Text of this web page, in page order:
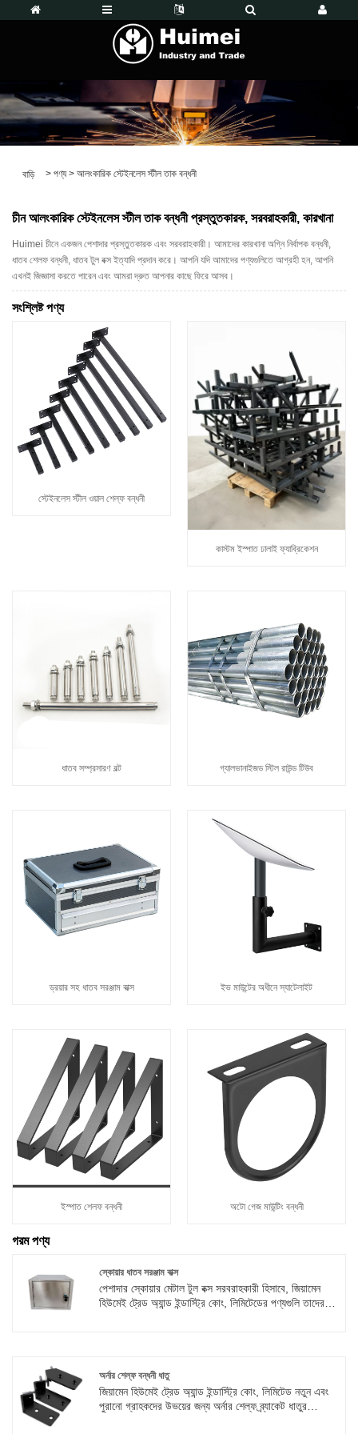
বাড়ি > পণ্য > আলংকারিক স্টেইনলেস স্টীল তাক বন্ধনী
চীন আলংকারিক স্টেইনলেস স্টীল তাক বন্ধনী প্রস্তুতকারক, সরবরাহকারী, কারখানা
Huimei চীনে একজন পেশাদার প্রস্তুতকারক এবং সরবরাহকারী। আমাদের কারখানা অগ্নি নির্বাপক বন্ধনী,
ধাতব শেলফ বন্ধনী, ধাতব টুল বক্স ইত্যাদি প্রদান করে। আপনি যদি আমাদের পণ্যগুলিতে আগ্রহী হন, আপনি
এখনই জিজ্ঞাসা করতে পারেন এবং আমরা দ্রুত আপনার কাছে ফিরে আসব।
সংশ্লিষ্ট পণ্য
স্টেইনলেস স্টীল ওয়াল শেল্ফ বন্ধনী
কাস্টম ইস্পাত ঢালাই ফ্যাব্রিকেশন
ধাতব সম্প্রসারণ বল্ট গ্যালভানাইজড স্টিল রাউন্ড টিউব
ড্রয়ার সহ ধাতব সরঞ্জাম বাক্স ইভ মাউন্টের অধীনে স্যাটেলাইট
ইস্পাত শেলফ বন্ধনী অটো গেজ মাউন্টিং বন্ধনী
গরম পণ্য
স্কোয়ার ধাতব সরঞ্জাম বাক্স
পেশাদার স্কোয়ার মেটাল টুল বক্স সরবরাহকারী হিসাবে, জিয়ামেন
হিউমেই ট্রেড অ্যান্ড ইন্ডাস্ট্রি কোং, লিমিটেডের পণ্যগুলি তাদের
অর্নার শেল্ফ বন্ধনী ধাতু
জিয়ামেন হিউমেই ট্রেড অ্যান্ড ইন্ডাস্ট্রি কোং, লিমিটেড নতুন এবং
পুরানো গ্রাহকদের উভয়ের জন্য অর্নার শেল্ফ ব্র্যাকেট ধাতুর